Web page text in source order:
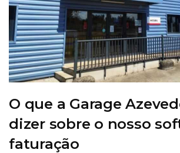
O que a Garage
dizer sobre o nosso
faturação